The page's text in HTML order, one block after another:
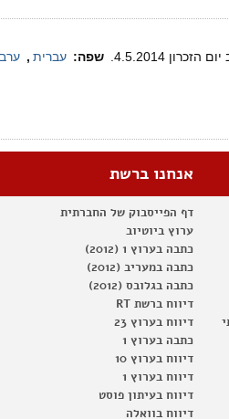
4.5.2014. שפה: עברית ,
אנחנו ברשת
דף הפייסבוק של החברתית
ערוץ ביוטיוב
כתבה בערוץ 1 (2012)
כתבה במעריב (2012)
כתבה בגלובס (2012)
דיווח ברשת RT
דיווח בערוץ 23
כתבה בערוץ 1
דיווח בערוץ 10
דיווח בערוץ 1
דיווח בעיתון פוסט
דיווח בוואלה